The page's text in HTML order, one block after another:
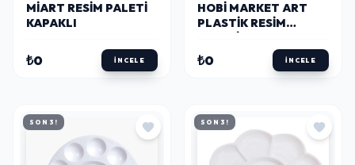
MIART RESIM PALETI
KAPAKLI
₺0 İNCELE
HOBI MARKET ART
PLASTIK RESIM
GÖZLÜ
₺0 İNCELE
SON 3! SON 3!